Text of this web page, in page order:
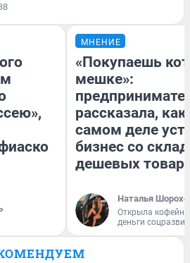
МНЕНИЕ
«Покупаешь
мешке»:
рассказала, как
самом деле
бизнес со
дешевых
Наталья
Открыла
деньги